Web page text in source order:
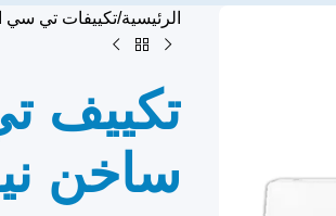
الرئيسية تكييفات تي سي
ساخن